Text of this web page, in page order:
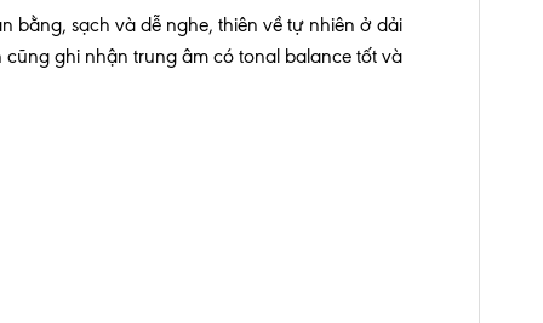
bằng, sạch và dễ nghe, thiên về tự nhiên ở dải
ghi nhận trung âm có tonal balance tốt và